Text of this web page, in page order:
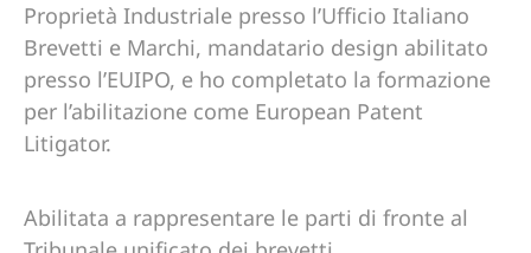
Proprietà Industriale presso l’Ufficio Italiano
Brevetti e Marchi, mandatario design abilitato
presso l’EUIPO, e ho completato la formazione
per l’abilitazione come European Patent
Litigator.
Abilitata a rappresentare le parti di fronte al